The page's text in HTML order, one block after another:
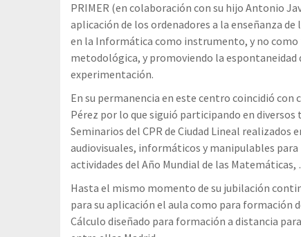
PRIMER (en colaboración con su hijo Antonio
aplicación de los ordenadores a la enseñanza
en la Informática como instrumento, y no
metodológica, y promoviendo la
experimentación.
En su permanencia en este centro coincidió
Pérez por lo que siguió participando en
Seminarios del CPR de Ciudad Lineal realizados
audiovisuales, informáticos y manipulables para
actividades del Año Mundial de las
Hasta el mismo momento de su jubilación
para su aplicación el aula como para formación
Cálculo diseñado para formación a distancia